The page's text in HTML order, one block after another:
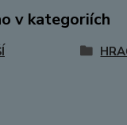
v kategoriích